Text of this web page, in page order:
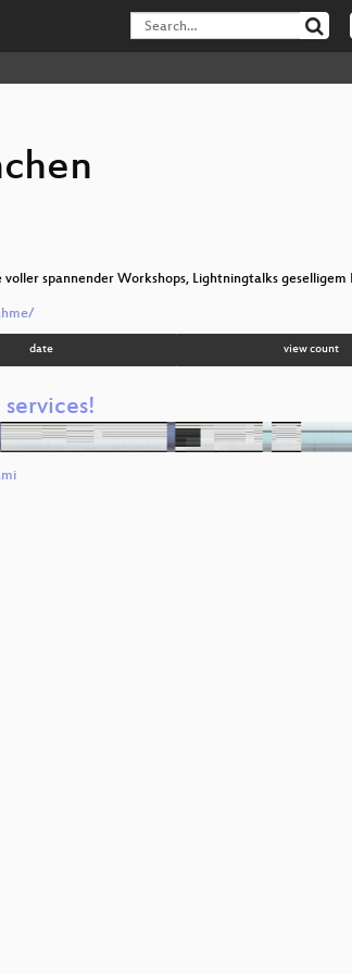
spannender Workshops, Lightningtalks geselligem
date view count